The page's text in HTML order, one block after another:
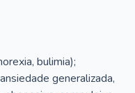
bulimia);
generalizada,